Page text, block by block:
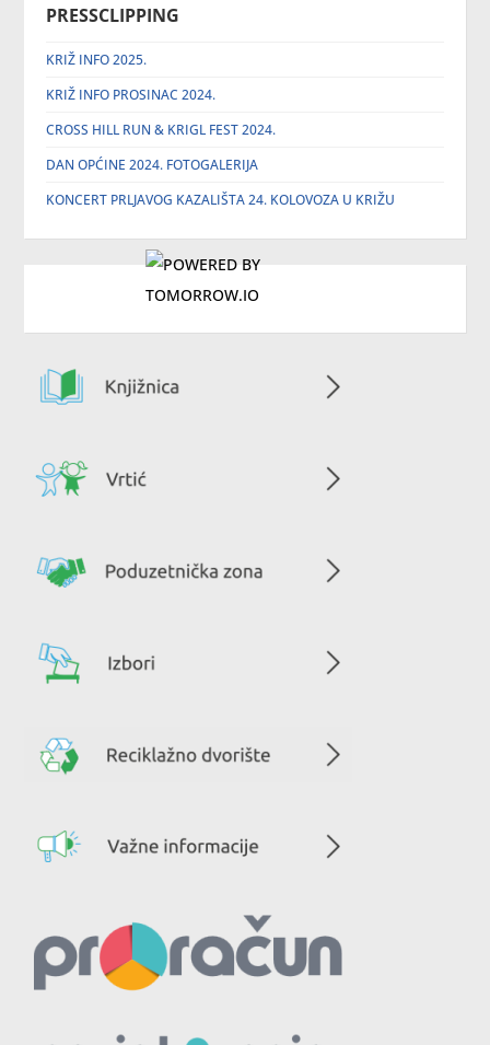
PRESSCLIPPING
KRIŽ INFO 2025.
KRIŽ INFO PROSINAC 2024.
CROSS HILL RUN & KRIGL FEST 2024.
DAN OPĆINE 2024. FOTOGALERIJA
KONCERT PRLJAVOG KAZALIŠTA 24. KOLOVOZA U KRIŽU